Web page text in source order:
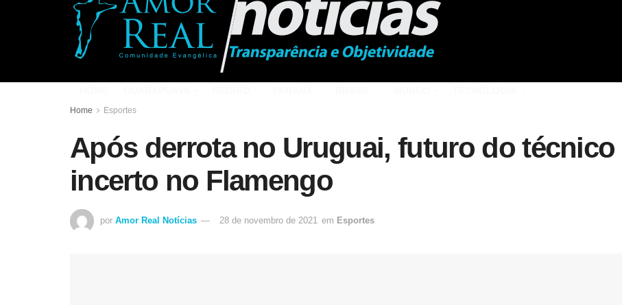
Home Esportes
Após derrota no Uruguai, futuro do técnico
incerto no Flamengo
por Amor Real Notícias 28 de novembro de 2021 em Esportes